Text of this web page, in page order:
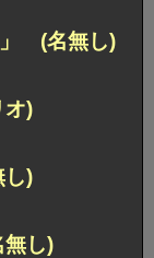
」 (名無し)
)
)
し)